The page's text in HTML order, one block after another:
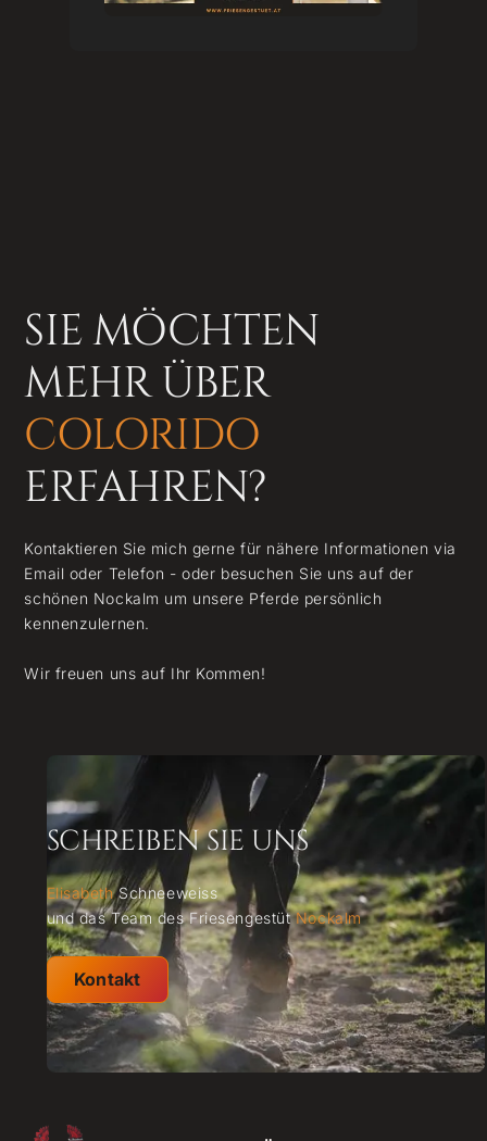
SIE MÖCHTEN
MEHR ÜBER
COLORIDO
ERFAHREN?
Kontaktieren Sie mich gerne für nähere Informationen via
Email oder Telefon - oder besuchen Sie uns auf der
schönen Nockalm um unsere Pferde persönlich
kennenzulernen.
Wir freuen uns auf Ihr Kommen!
SCHREIBEN SIE UNS
ElisabethSchneeweiss
und das Team des FriesengestütNockalm
Kontakt